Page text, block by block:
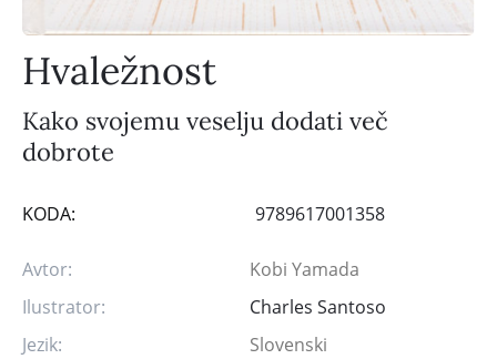
Hvaležnost
Kako svojemu veselju dodati več
dobrote
KODA: 9789617001358
Avtor:
Kobi Yamada
Ilustrator:
Charles Santoso
Jezik:
Slovenski